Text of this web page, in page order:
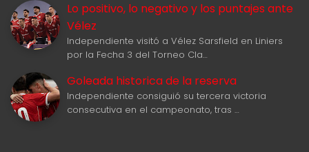
Lo positivo, lo negativo y los puntajes ante
Vélez
Independiente visitó a Vélez Sarsfield en Liniers
por la Fecha 3 del Torneo Cla…
Goleada historica de la reserva
Independiente consiguió su tercera victoria
consecutiva en el campeonato, tras …